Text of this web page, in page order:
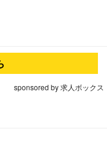
sponsored by 求人ボックス